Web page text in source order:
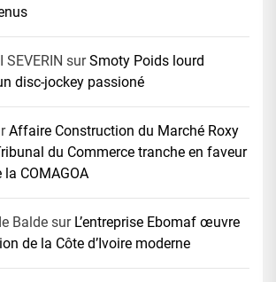
SEVERIN surSmoty Poids lourd
disc-jockey passioné
Affaire Construction du Marché Roxy
du Commerce tranche en faveur
COMAGOA
Balde sur L’entreprise Ebomaf œuvre
de la Côte d’Ivoire moderne